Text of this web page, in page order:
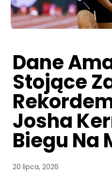
Dane
Stojące
Josha
Biegu Na
20 lipca, 2026